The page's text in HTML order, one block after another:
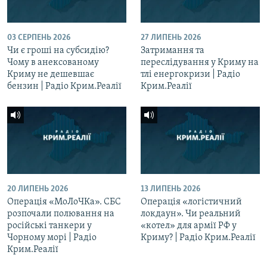
03 СЕРПЕНЬ 2026
Чи є гроші на субсидію?
Чому в анексованому
Криму не дешевшає
бензин | Радіо Крим.Реалії
27 ЛИПЕНЬ 2026
Затримання та
переслідування у Криму на
тлі енергокризи | Радіо
Крим.Реалії
20 ЛИПЕНЬ 2026
Операція «МоЛоЧКа». СБС
розпочали полювання на
російські танкери у
Чорному морі | Радіо
Крим.Реалії
13 ЛИПЕНЬ 2026
Операція «логістичний
локдаун». Чи реальний
«котел» для армії РФ у
Криму? | Радіо Крим.Реалії